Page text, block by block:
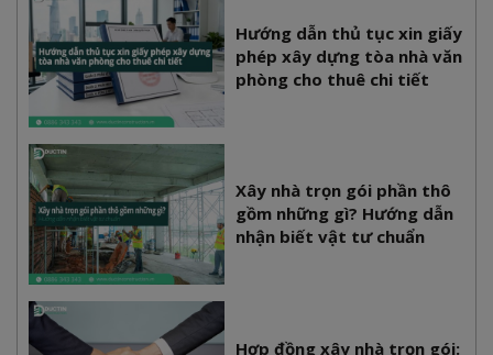
Hướng dẫn thủ tục xin giấy
phép xây dựng tòa nhà văn
phòng cho thuê chi tiết
Xây nhà trọn gói phần thô
gồm những gì? Hướng dẫn
nhận biết vật tư chuẩn
Hợp đồng xây nhà trọn gói: